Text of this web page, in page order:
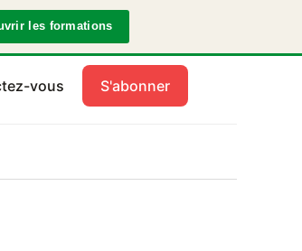
les formations
vous S'abonner